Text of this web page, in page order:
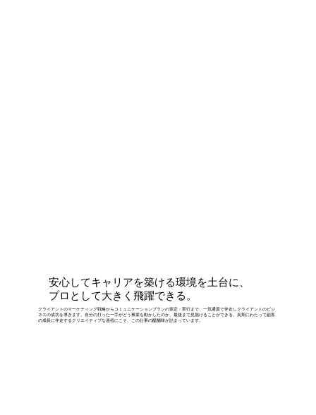
安心してキャリアを築ける環境を土台に、
プロとして大きく飛躍できる。
クライアントのマーケティング戦略からコミュニケーションプランの策定・実行まで、一気通貫で伴走しクライアントのビジ
ネスの成功を導きます。自分の打った一手がどう事業を動かしたのか、最後まで見届けることができる。長期にわたって顧客
の成長に伴走するクリエイティブな過程にこそ、この仕事の醍醐味が詰まっています。